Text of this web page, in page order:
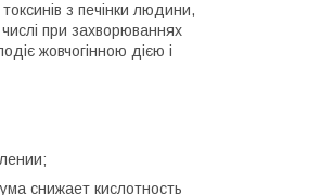
з печінки людини,
числі при захворюваннях
жовчогінною дією і
снижает кислотность